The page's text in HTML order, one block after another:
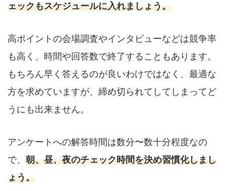
ェックもスケジュールに入れましょう。
高ポイントの会場調査やインタビューなどは競争率
も高く、時間や回答数で終了することもあります。
もちろん早く答えるのが良いわけではなく、最適な
方を求めていますが、締め切られてしてしまってど
うにも出来ません。
アンケートへの解答時間は数分〜数十分程度なの
で、 朝、昼、夜のチェック時間を決め習慣化しまし
ょう。